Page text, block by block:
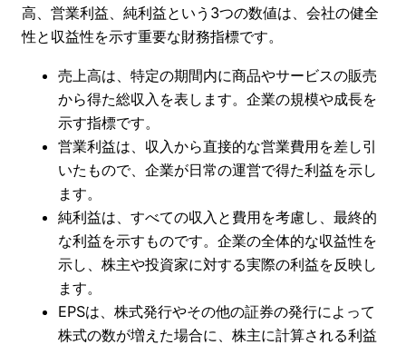
高、営業利益、純利益という3つの数値は、会社の健全
性と収益性を示す重要な財務指標です。
売上高は、特定の期間内に商品やサービスの販売
から得た総収入を表します。企業の規模や成長を
示す指標です。
営業利益は、収入から直接的な営業費用を差し引
いたもので、企業が日常の運営で得た利益を示し
ます。
純利益は、すべての収入と費用を考慮し、最終的
な利益を示すものです。企業の全体的な収益性を
示し、株主や投資家に対する実際の利益を反映し
ます。
EPSは、株式発行やその他の証券の発行によって
株式の数が増えた場合に、株主に計算される利益